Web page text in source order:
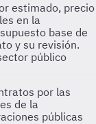
estimado, precio
en la
base de
y su revisión.
público
por las
de la
públicas